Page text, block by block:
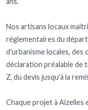
Nos artisans locaux
réglementaires du
d'urbanisme locales, des
déclaration préalable de
Z, du devis jusqu'à la
Chaque projet à Aizelles